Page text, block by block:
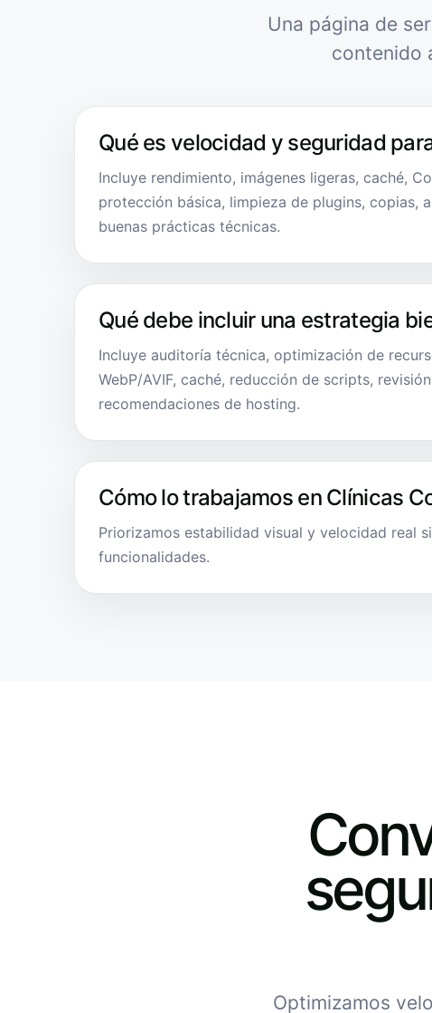
Una página de
contenido
Qué es velocidad y seguridad
Incluye rendimiento, imágenes ligeras, caché,
protección básica, limpieza de plugins, copias,
buenas prácticas técnicas.
Qué debe incluir una estrategia
Incluye auditoría técnica, optimización de
WebP/AVIF, caché, reducción de scripts,
recomendaciones de hosting.
Cómo lo trabajamos en Clínicas
Priorizamos estabilidad visual y velocidad real
funcionalidades.
Optimizamos